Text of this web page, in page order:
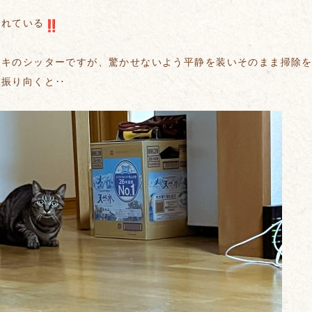
ている
のシッターですが、驚かせないよう平静を装いそのまま掃除を
り向くと‥